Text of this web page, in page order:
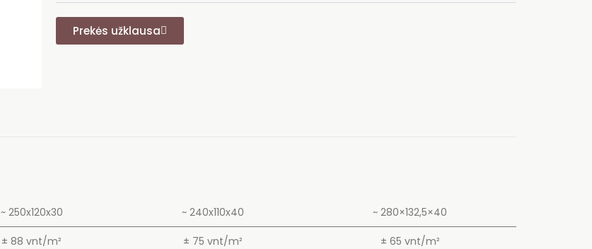
Prekės užklausa
~ 250x120x30 ~ 240x110x40 ~ 280×132,5×40
± 88 vnt/m² ± 75 vnt/m² ± 65 vnt/m²